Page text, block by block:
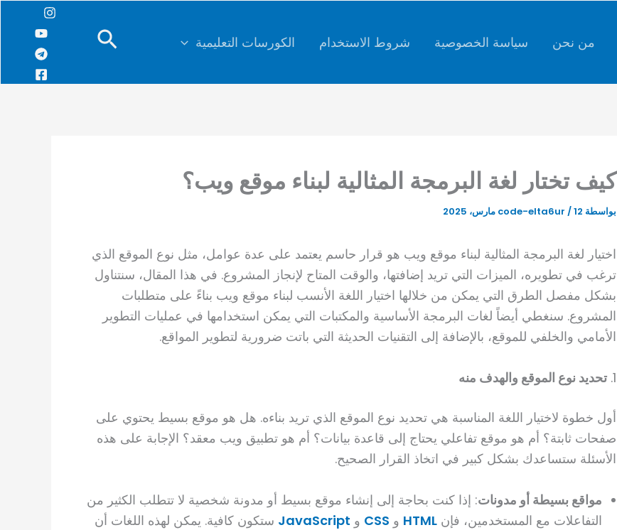
من نحن سياسة الخصوصية شروط الاستخدام الكورسات التعليمية البحث
كيف تختار لغة البرمجة المثالية لبناء موقع ويب؟
بواسطة code-elta6ur /12 مارس، 2025
اختيار لغة البرمجة المثالية لبناء موقع ويب هو قرار حاسم يعتمد على عدة عوامل، مثل نوع الموقع الذي
ترغب في تطويره، الميزات التي تريد إضافتها، والوقت المتاح لإنجاز المشروع. في هذا المقال، سنتناول
بشكل مفصل الطرق التي يمكن من خلالها اختيار اللغة الأنسب لبناء موقع ويب بناءً على متطلبات
المشروع. سنغطي أيضاً لغات البرمجة الأساسية والمكتبات التي يمكن استخدامها في عمليات التطوير
الأمامي والخلفي للموقع، بالإضافة إلى التقنيات الحديثة التي باتت ضرورية لتطوير المواقع.
1. تحديد نوع الموقع والهدف منه
أول خطوة لاختيار اللغة المناسبة هي تحديد نوع الموقع الذي تريد بناءه. هل هو موقع بسيط يحتوي على
صفحات ثابتة؟ أم هو موقع تفاعلي يحتاج إلى قاعدة بيانات؟ أم هو تطبيق ويب معقد؟ الإجابة على هذه
الأسئلة ستساعدك بشكل كبير في اتخاذ القرار الصحيح.
مواقع بسيطة أو مدونات: إذا كنت بحاجة إلى إنشاء موقع بسيط أو مدونة شخصية لا تتطلب الكثير من
التفاعلات مع المستخدمين، فإن HTML و CSS و JavaScript ستكون كافية. يمكن لهذه اللغات أن